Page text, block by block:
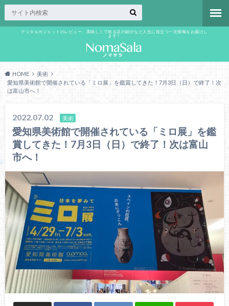
デジタルガジェットのレビュー、美味しくて唸る店の紹介など人生に役立つ一次情報をお届けし
ます！
HOME
美術
愛知県美術館で開催されている「ミロ展」を鑑賞してきた！7月3日（日）で終了！次
は富山市へ！
2022.07.02 美術
愛知県美術館で開催されている「ミロ展」を鑑
賞してきた！7月3日（日）で終了！次は富山
市へ！